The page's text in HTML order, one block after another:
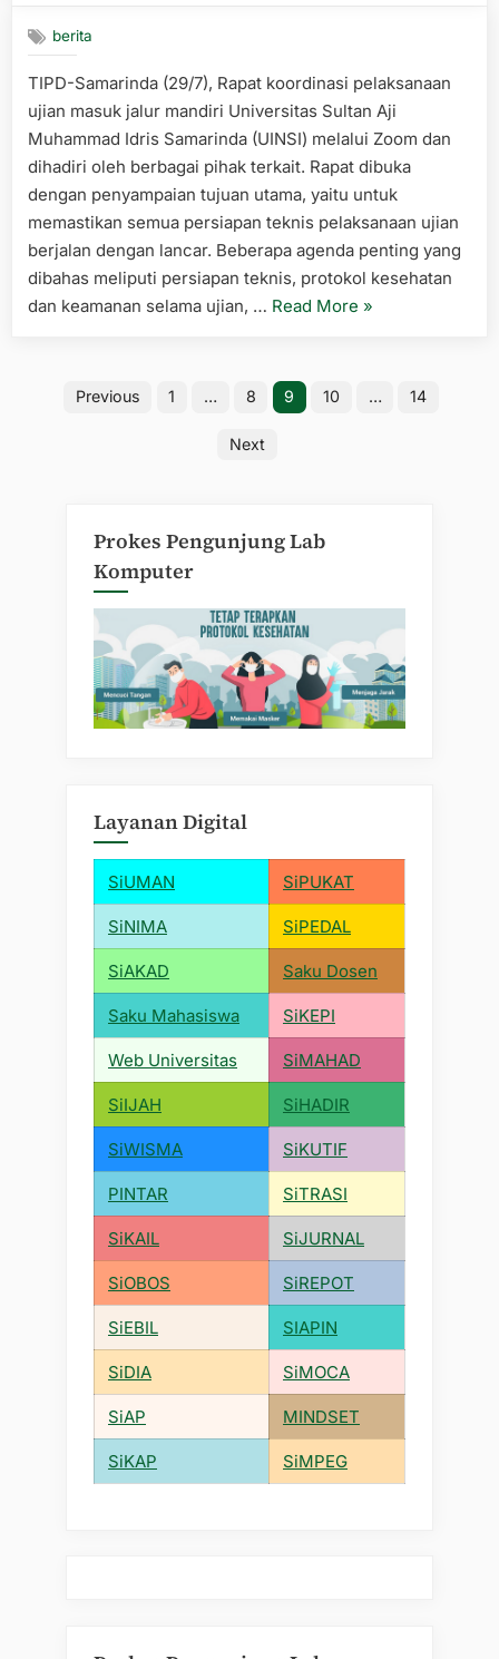
Mandiri
berita
TIPD-Samarinda (29/7), Rapat koordinasi pelaksanaan
ujian masuk jalur mandiri Universitas Sultan Aji
Muhammad Idris Samarinda (UINSI) melalui Zoom dan
dihadiri oleh berbagai pihak terkait. Rapat dibuka
dengan penyampaian tujuan utama, yaitu untuk
memastikan semua persiapan teknis pelaksanaan ujian
berjalan dengan lancar. Beberapa agenda penting yang
dibahas meliputi persiapan teknis, protokol kesehatan
dan keamanan selama ujian, … Read More “Rapat
»
PostsPrevious 1 … 8 9 10 … 14
Next
Prokes Pengunjung Lab
Komputer
Layanan Digital
SiUMAN SiPUKAT
SiNIMA SiPEDAL
SiAKAD Saku Dosen
Saku Mahasiswa SiKEPI
Web Universitas SiMAHAD
SiIJAH SiHADIR
SiWISMA SiKUTIF
PINTAR SiTRASI
SiKAIL SiJURNAL
SiOBOS SiREPOT
SiEBIL SIAPIN
SiDIA SiMOCA
SiAP MINDSET
SiKAP SiMPEG